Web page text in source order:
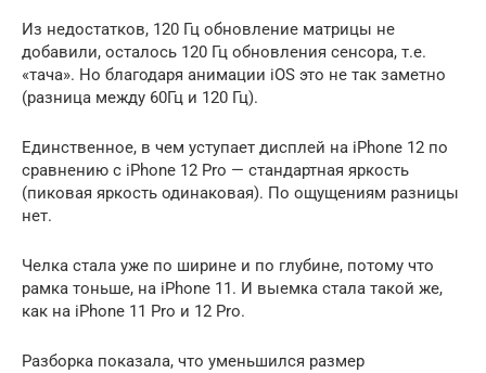
Из недостатков, 120 Гц обновление матрицы не
добавили, осталось 120 Гц обновления сенсора, т.е.
«тача». Но благодаря анимации iOS это не так заметно
(разница между 60Гц и 120 Гц).
Единственное, в чем уступает дисплей на iPhone 12 по
сравнению с iPhone 12 Pro — стандартная яркость
(пиковая яркость одинаковая). По ощущениям разницы
нет.
Челка стала уже по ширине и по глубине, потому что
рамка тоньше, на iPhone 11. И выемка стала такой же,
как на iPhone 11 Pro и 12 Pro.
Разборка показала, что уменьшился размер